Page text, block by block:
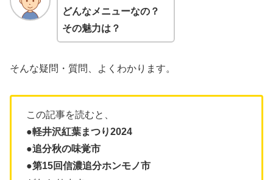
どんなメニューなの？
その魅力は？
そんな疑問・質問、よくわかります。
この記事を読むと、
●軽井沢紅葉まつり2024
●追分秋の味覚市
●第15回信濃追分ホンモノ市